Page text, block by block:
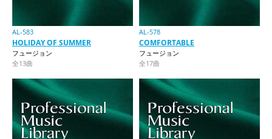
AL-583
HOLIDAY OF SUMMER
フュージョン
全13曲
AL-578
COMFORTABLE
フュージョン
全17曲